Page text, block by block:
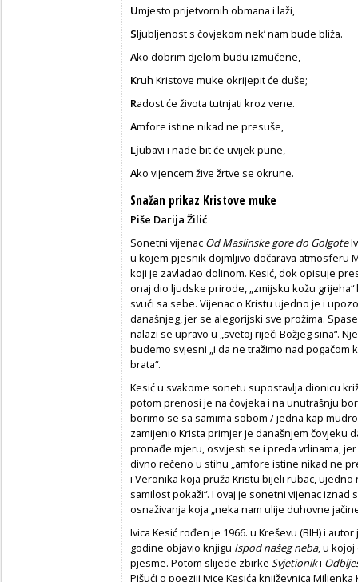
Umjesto prijetvornih obmana i laži,
Sljubljenost s čovjekom nek’ nam bude bliža.
Ako dobrim djelom budu izmučene,
Kruh Kristove muke okrijepit će duše;
Radost će života tutnjati kroz vene.
Amfore istine nikad ne presuše,
Ljubavi i nade bit će uvijek pune,
Ako vijencem žive žrtve se okrune.
Snažan prikaz Kristove muke
Piše Darija Žilić
Sonetni vijenac Od Maslinske gore do Golgote
u kojem pjesnik dojmljivo dočarava atmosferu
koji je zavladao dolinom. Kesić, dok opisuje
onaj dio ljudske prirode, „zmijsku kožu
svući sa sebe. Vijenac o Kristu ujedno je i
današnjeg, jer se alegorijski sve prožima.
nalazi se upravo u „svetoj riječi Božjeg sina“.
budemo svjesni „i da ne tražimo nad pogačom
brata“.
Kesić u svakome sonetu supostavlja dionicu
potom prenosi je na čovjeka i na unutrašnju
borimo se sa samima sobom / jedna kap
zamijenio Krista primjer je današnjem čovjeku
pronađe mjeru, osvijesti se i preda vrlinama,
divno rečeno u stihu „amfore istine nikad ne
i Veronika koja pruža Kristu bijeli rubac,
samilost pokaži“. I ovaj je sonetni vijenac
osnaživanja koja „neka nam ulije duhovne
Ivica Kesić rođen je 1966. u Kreševu (BIH) i
godine objavio knjigu Ispod našeg neba, u kojoj
pjesme. Potom slijede zbirke Svjetioniki
Pišući o poeziji Ivice Kesića književnica